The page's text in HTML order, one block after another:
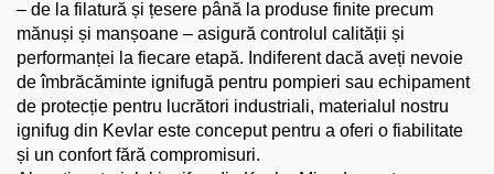
– de la filatură și țesere până la produse finite precum
mănuși și manșoane – asigură controlul calității și
performanței la fiecare etapă. Indiferent dacă aveți nevoie
de îmbrăcăminte ignifugă pentru pompieri sau echipament
de protecție pentru lucrători industriali, materialul nostru
ignifug din Kevlar este conceput pentru a oferi o fiabilitate
și un confort fără compromisuri.